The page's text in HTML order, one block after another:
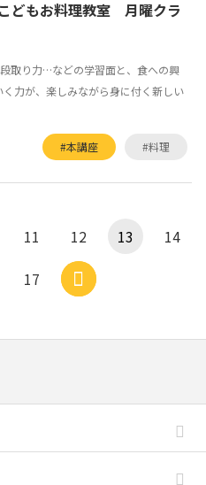
どもお料理教室 月曜クラ
取り力…などの学習面と、食への興
力が、楽しみながら身に付く新しい
#本講座 #料理
11 12 13
14
17